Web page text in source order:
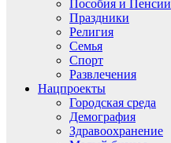
Пособия и Пенсии
Праздники
Религия
Семья
Спорт
Развлечения
Нацпроекты
Городская среда
Демография
Здравоохранение